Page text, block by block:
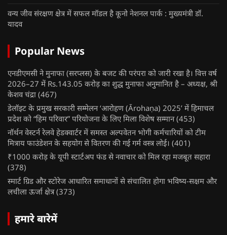
वन्य जीव संरक्षण क्षेत्र में सफल मॉडल है कूनो नेशनल पार्क : मुख्यमंत्री डॉ.
यादव
Popular News
एनडीएमसी ने मुनाफा (सरप्लस) के बजट की परंपरा को जारी रखा है। वित्त वर्ष
2026–27 में Rs.143.05 करोड़ का शुद्ध मुनाफा अनुमानित है – अध्यक्ष, श्री
केशव चंद्रा (467)
डेलॉइट के प्रमुख सरकारी सम्मेलन ‘आरोहण (Ārohaṇa) 2025’ में हिमाचल
प्रदेश को “हिम परिवार” परियोजना के लिए मिला विशेष सम्मान (453)
नॉर्थन वेस्टर्न रेलवे हेडक्वार्टर में समस्त अल्पवेतन भोगी कर्मचारियों को टीम
मित्राय फाउंडेशन के सहयोग से वितरण की गई गर्म वस्त्र लोई। (401)
₹1000 करोड़ के यूपी स्टार्टअप फंड से नवाचार को मिल रहा मजबूत सहारा
(378)
स्मार्ट ग्रिड और स्टोरेज आधारित समाधानों से संचालित होगा भविष्य-सक्षम और
लचीला ऊर्जा क्षेत्र (373)
हमारे बारेमें